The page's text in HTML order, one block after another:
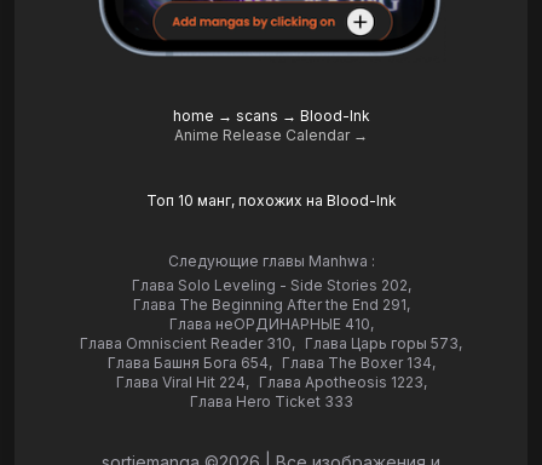
home → scans → Blood-Ink
Anime Release Calendar →
Топ 10 манг, похожих на Blood-Ink
Следующие главы Manhwa :
Глава Solo Leveling - Side Stories 202,
Глава The Beginning After the End 291,
Глава неОРДИНАРНЫЕ 410,
Глава Omniscient Reader 310, Глава Царь горы 573,
Глава Башня Бога 654, Глава The Boxer 134,
Глава Viral Hit 224, Глава Apotheosis 1223,
Глава Hero Ticket 333